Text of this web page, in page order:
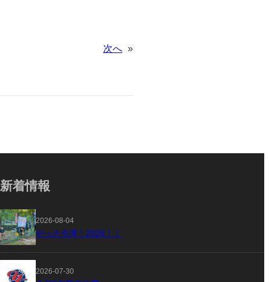
次へ »
新着情報
2026-08-04
やっさ今津！2026！！
2026-07-30